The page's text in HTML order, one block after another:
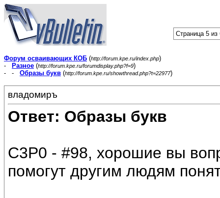
Страница 5 из
Форум осваивающих КОБ (http://forum.kpe.ru/index.php)
-
Разное (http://forum.kpe.ru/forumdisplay.php?f=9)
- - Образы букв (http://forum.kpe.ru/showthread.php?t=22977)
владомиръ
Ответ: Образы букв
C3P0 - #98, хорошие вы
помогут другим людям